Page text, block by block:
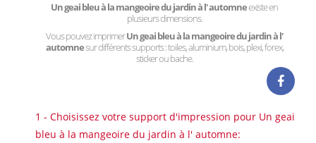
Un geai bleu à la mangeoire du jardin à l' automneexiste en
plusieurs dimensions.
Vous pouvez imprimerUn geai bleu à la mangeoire du jardin à l'
automnesur différents supports : toiles, aluminium, bois, plexi, forex,
sticker ou bache.
1 - Choisissez votre support d'impression pour Un geai
bleu à la mangeoire du jardin à l' automne: